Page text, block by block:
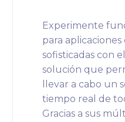
Experimente
para
sofisticadas con
solución que
llevar a cabo un
tiempo real de
Gracias a sus